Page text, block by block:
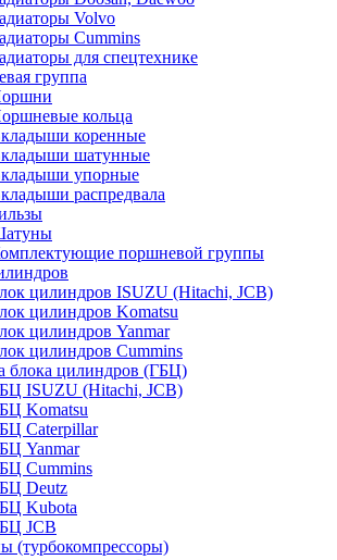
Volvo
Cummins
для спецтехнике
группа
кольца
коренные
шатунные
упорные
распредвала
поршневой группы
цилиндров ISUZU (Hitachi, JCB)
цилиндров Komatsu
цилиндров Yanmar
цилиндров Cummins
блока цилиндров (ГБЦ)
ISUZU (Hitachi, JCB)
Komatsu
Caterpillar
Yanmar
Cummins
Deutz
Kubota
JCB
(турбокомпрессоры)